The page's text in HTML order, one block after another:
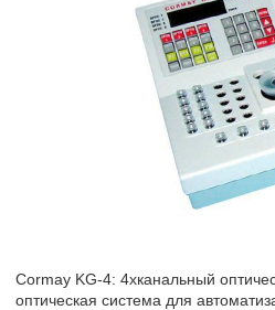
Cormay KG-4: 4хканальный
оптическая система для